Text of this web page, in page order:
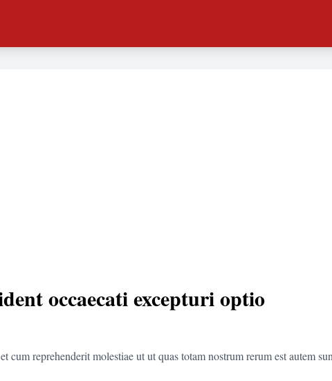
occaecati excepturi optio
cum reprehenderit molestiae ut ut quas totam nostrum rerum est autem